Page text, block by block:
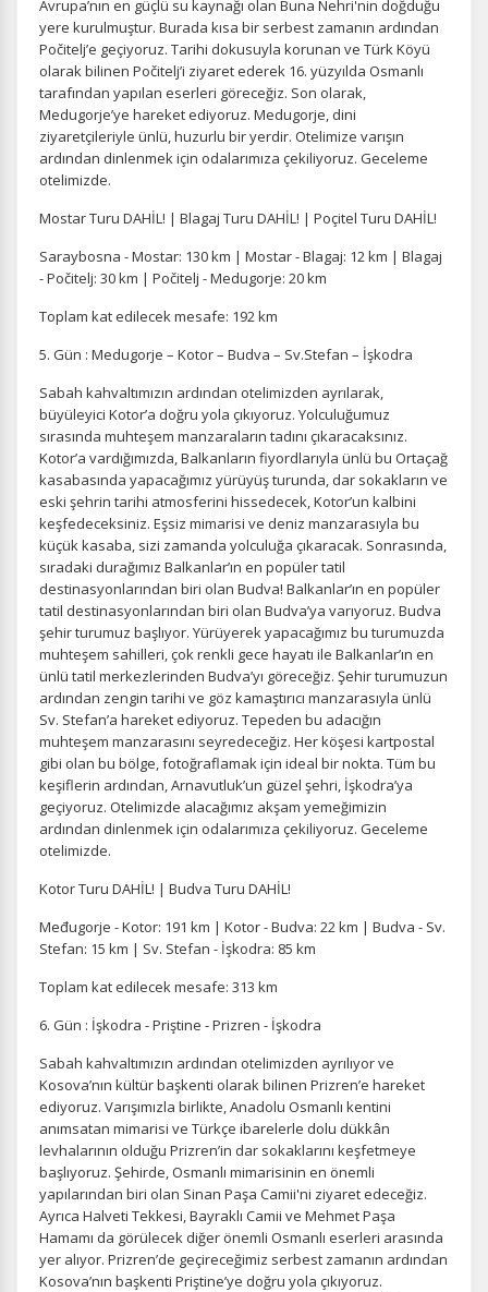
Avrupa’nın en güçlü su kaynağı olan Buna Nehri'nin doğduğu
yere kurulmuştur. Burada kısa bir serbest zamanın ardından
Počitelj’e geçiyoruz. Tarihi dokusuyla korunan ve Türk Köyü
olarak bilinen Počitelj’i ziyaret ederek 16. yüzyılda Osmanlı
tarafından yapılan eserleri göreceğiz. Son olarak,
Medugorje’ye hareket ediyoruz. Medugorje, dini
ziyaretçileriyle ünlü, huzurlu bir yerdir. Otelimize varışın
ardından dinlenmek için odalarımıza çekiliyoruz. Geceleme
otelimizde.
Mostar Turu DAHİL! | Blagaj Turu DAHİL! | Poçitel Turu DAHİL!
Saraybosna - Mostar: 130 km | Mostar - Blagaj: 12 km | Blagaj
- Počitelj: 30 km | Počitelj - Medugorje: 20 km
Toplam kat edilecek mesafe: 192 km
5. Gün : Medugorje – Kotor – Budva – Sv.Stefan – İşkodra
Sabah kahvaltımızın ardından otelimizden ayrılarak,
büyüleyici Kotor’a doğru yola çıkıyoruz. Yolculuğumuz
sırasında muhteşem manzaraların tadını çıkaracaksınız.
Kotor’a vardığımızda, Balkanların fiyordlarıyla ünlü bu Ortaçağ
kasabasında yapacağımız yürüyüş turunda, dar sokakların ve
eski şehrin tarihi atmosferini hissedecek, Kotor’un kalbini
keşfedeceksiniz. Eşsiz mimarisi ve deniz manzarasıyla bu
küçük kasaba, sizi zamanda yolculuğa çıkaracak. Sonrasında,
sıradaki durağımız Balkanlar’ın en popüler tatil
destinasyonlarından biri olan Budva! Balkanlar’ın en popüler
tatil destinasyonlarından biri olan Budva’ya varıyoruz. Budva
şehir turumuz başlıyor. Yürüyerek yapacağımız bu turumuzda
muhteşem sahilleri, çok renkli gece hayatı ile Balkanlar’ın en
ünlü tatil merkezlerinden Budva’yı göreceğiz. Şehir turumuzun
ardından zengin tarihi ve göz kamaştırıcı manzarasıyla ünlü
Sv. Stefan’a hareket ediyoruz. Tepeden bu adacığın
muhteşem manzarasını seyredeceğiz. Her köşesi kartpostal
gibi olan bu bölge, fotoğraflamak için ideal bir nokta. Tüm bu
keşiflerin ardından, Arnavutluk’un güzel şehri, İşkodra’ya
geçiyoruz. Otelimizde alacağımız akşam yemeğimizin
ardından dinlenmek için odalarımıza çekiliyoruz. Geceleme
otelimizde.
Kotor Turu DAHİL! | Budva Turu DAHİL!
Međugorje - Kotor: 191 km | Kotor - Budva: 22 km | Budva - Sv.
Stefan: 15 km | Sv. Stefan - İşkodra: 85 km
Toplam kat edilecek mesafe: 313 km
6. Gün : İşkodra - Priştine - Prizren - İşkodra
Sabah kahvaltımızın ardından otelimizden ayrılıyor ve
Kosova’nın kültür başkenti olarak bilinen Prizren’e hareket
ediyoruz. Varışımızla birlikte, Anadolu Osmanlı kentini
anımsatan mimarisi ve Türkçe ibarelerle dolu dükkân
levhalarının olduğu Prizren’in dar sokaklarını keşfetmeye
başlıyoruz. Şehirde, Osmanlı mimarisinin en önemli
yapılarından biri olan Sinan Paşa Camii'ni ziyaret edeceğiz.
Ayrıca Halveti Tekkesi, Bayraklı Camii ve Mehmet Paşa
Hamamı da görülecek diğer önemli Osmanlı eserleri arasında
yer alıyor. Prizren’de geçireceğimiz serbest zamanın ardından
Kosova’nın başkenti Priştine’ye doğru yola çıkıyoruz.